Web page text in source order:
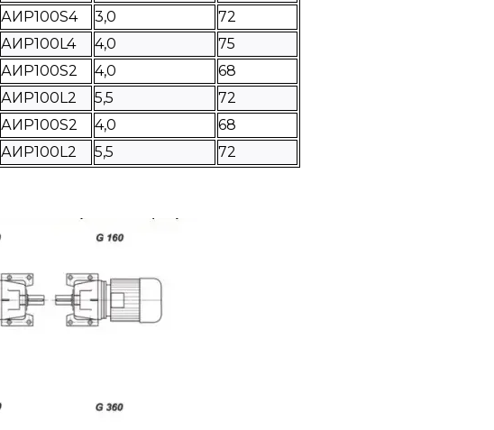
АИР100S4 3,0
72
АИР100L4 4,0 75
АИР100S2 4,0
68
АИР100L2 5,5 72
АИР100S2 4,0
68
АИР100L2 5,5 72